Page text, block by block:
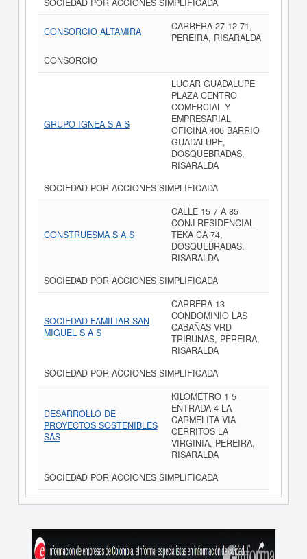
SOCIEDAD POR ACCIONES SIMPLIFICADA
CONSORCIO ALTAMIRA
CARRERA 27 12 71,
PEREIRA, RISARALDA
CONSORCIO
GRUPO IGNEA S A S
LUGAR GUADALUPE
PLAZA CENTRO
COMERCIAL Y
EMPRESARIAL
OFICINA 406 BARRIO
GUADALUPE,
DOSQUEBRADAS,
RISARALDA
SOCIEDAD POR ACCIONES SIMPLIFICADA
CONSTRUESMA S A S
CALLE 15 7 A 85
CONJ RESIDENCIAL
TEKA CA 74,
DOSQUEBRADAS,
RISARALDA
SOCIEDAD POR ACCIONES SIMPLIFICADA
SOCIEDAD FAMILIAR SAN
MIGUEL S A S
CARRERA 13
CONDOMINIO LAS
CABAÑAS VRD
TRIBUNAS, PEREIRA,
RISARALDA
SOCIEDAD POR ACCIONES SIMPLIFICADA
DESARROLLO DE
PROYECTOS SOSTENIBLES
SAS
KILOMETRO 1 5
ENTRADA 4 LA
CARMELITA VIA
CERRITOS LA
VIRGINIA, PEREIRA,
RISARALDA
SOCIEDAD POR ACCIONES SIMPLIFICADA